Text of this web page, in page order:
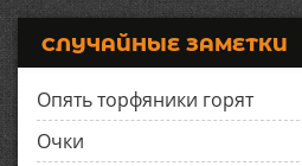
СЛУЧАЙНЫЕ ЗАМЕТКИ
Опять торфяники горят
Очки